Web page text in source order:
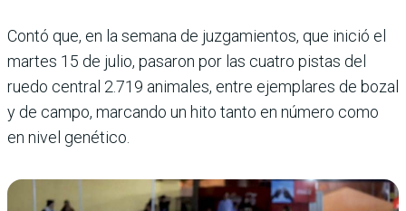
Contó que, en la semana de juzgamientos, que ini­ció el
martes 15 de julio, pasaron por las cuatro pistas del
ruedo central 2.719 animales, entre ejemplares de bozal
y de campo, marcando un hito tanto en número como
en nivel genético.